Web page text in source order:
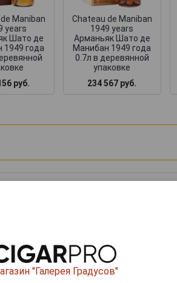
Maniban
years
Шато де
1949 года
руб.
Chateau de Maniban
1949 years
Арманьяк Шато де
Манибан 1949 года
0.7л в деревянной
упаковке
234 567 руб.
"Галерея Градусов"